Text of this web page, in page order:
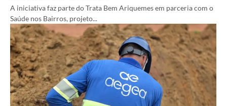
A iniciativa faz parte do Trata Bem Ariquemes em parceria com o
Saúde nos Bairros, projeto...